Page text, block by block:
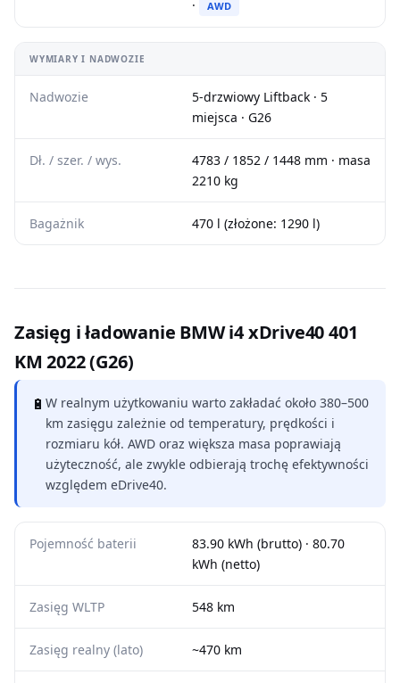
· AWD
WYMIARY I NADWOZIE
Nadwozie
5-drzwiowy Liftback · 5
miejsca · G26
Dł. / szer. / wys.
4783 / 1852 / 1448 mm · masa
2210 kg
Bagażnik 470 l (złożone: 1290 l)
Zasięg i ładowanie BMW i4 xDrive40 401
KM 2022 (G26)
🔋 W realnym użytkowaniu warto zakładać około 380–500
km zasięgu zależnie od temperatury, prędkości i
rozmiaru kół. AWD oraz większa masa poprawiają
użyteczność, ale zwykle odbierają trochę efektywności
względem eDrive40.
Pojemność baterii
83.90 kWh (brutto) · 80.70
kWh (netto)
Zasięg WLTP 548 km
Zasięg realny (lato) ~470 km